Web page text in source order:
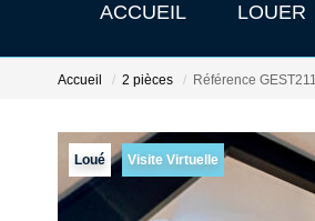
ACCUEIL LOUER
Accueil 2 pièces Référence GEST211
Loué Visite Virtuelle